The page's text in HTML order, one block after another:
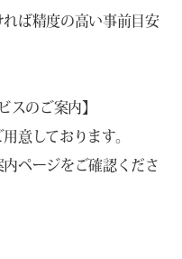
ば精度の高い事前目安
スのご案内】
意しております。
ページをご確認くださ